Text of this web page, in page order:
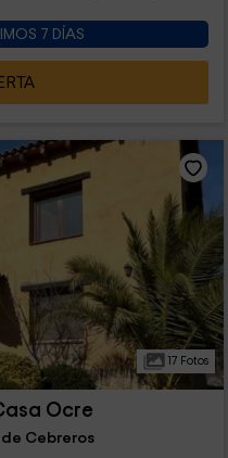
7 DÍAS
17 Fotos
Ocre
Cebreros